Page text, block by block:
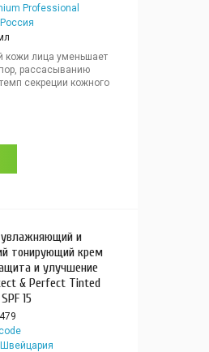
Professional
Россия
кожи лица уменьшает
рассасыванию
секреции кожного
и
тонирующий крем
и улучшение
& Perfect Tinted
15
Швейцария